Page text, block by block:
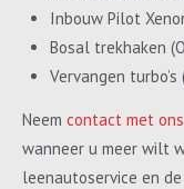
Inbouw Pilot
Bosal trekhaken
Vervangen
Neem contact met
wanneer u meer wilt
leenautoservice en